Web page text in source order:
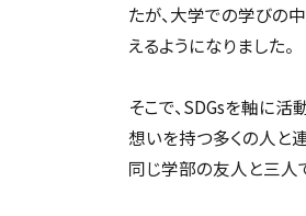
たが、大学での学びの
えるようになりました。
そこで、SDGsを軸に
想いを持つ多くの人と
同じ学部の友人と三人